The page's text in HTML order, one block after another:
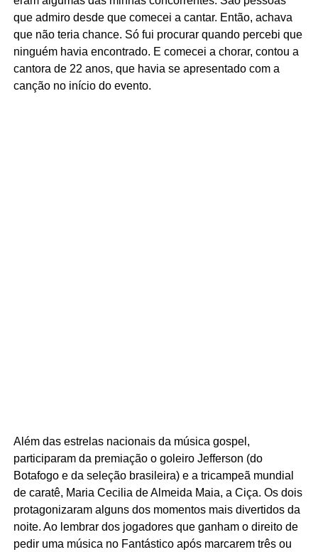
que admiro desde que comecei a cantar. Então, achava
que não teria chance. Só fui procurar quando percebi que
ninguém havia encontrado. E comecei a chorar, contou a
cantora de 22 anos, que havia se apresentado com a
canção no início do evento.
Além das estrelas nacionais da música gospel,
participaram da premiação o goleiro Jefferson (do
Botafogo e da seleção brasileira) e a tricampeã mundial
de caratê, Maria Cecilia de Almeida Maia, a Ciça. Os dois
protagonizaram alguns dos momentos mais divertidos da
noite. Ao lembrar dos jogadores que ganham o direito de
pedir uma música no Fantástico após marcarem três ou